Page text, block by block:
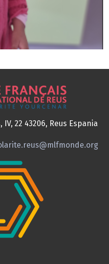
IV, 22 43206, Reus Espania